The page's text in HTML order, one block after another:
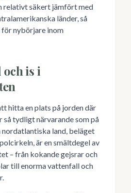
relativt säkert jämfört med
länder, så
nybörjare inom
is i
hitta en plats på jorden där
tydligt närvarande som på
nordatlantiska land, beläget
är en smältdegel av
– från kokande gejsrar och
till enorma vattenfall och